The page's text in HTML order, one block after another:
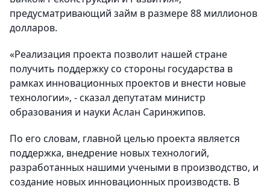
предусматривающий займ в размере 88 миллионов
долларов.
«Реализация проекта позволит нашей стране
получить поддержку со стороны государства в
рамках инновационных проектов и внести новые
технологии», - сказал депутатам министр
образования и науки Аслан Саринжипов.
По его словам, главной целью проекта является
поддержка, внедрение новых технологий,
разработанных нашими учеными в производство, и
создание новых инновационных производств. В